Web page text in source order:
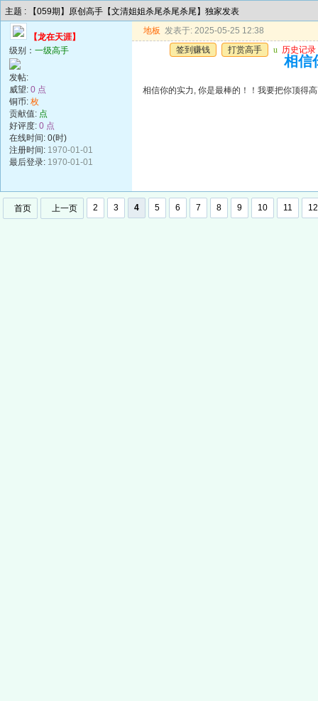
主题 : 【059期】原创高手【文清姐姐杀尾杀尾杀尾】独家发表
【龙在天涯】
级别： 一级高手
发帖:
威望: 0 点
铜币: 枚
贡献值: 点
好评度: 0 点
在线时间: 0(时)
注册时间: 1970-01-01
最后登录: 1970-01-01
地板 发表于: 2025-05-25 12:38
签到赚钱
打赏高手 u 历史记录
相信
相信你的实力, 你是最棒的！！我要把你顶得
首页 上一页 2 3 4 5 6 7 8 9 10 11 12